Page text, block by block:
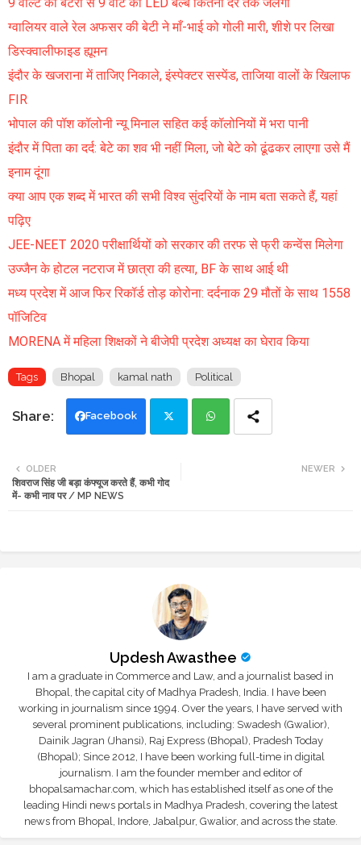
ग्वालियर वाले रेल अफसर की बेटी ने माँ-भाई को गोली मारी, शीशे पर लिखा
डिस्क्वालीफाइड ह्यूमन
इंदौर के खजराना में ताजिए निकाले, इंस्पेक्टर सस्पेंड, ताजिया वालों के खिलाफ
FIR
भोपाल की पॉश कॉलोनी न्यू मिनाल सहित कई कॉलोनियों में भरा पानी
इंदौर में पिता का दर्द: बेटे का शव भी नहीं मिला, जो बेटे को ढूंढकर लाएगा उसे मैं
इनाम दूंगा
क्या आप एक शब्द में भारत की सभी विश्व सुंदरियों के नाम बता सकते हैं, यहां
पढ़िए
JEE-NEET 2020 परीक्षार्थियों को सरकार की तरफ से फ्री कन्वेंस मिलेगा
उज्जैन के होटल नटराज में छात्रा की हत्या, BF के साथ आई थी
मध्य प्रदेश में आज फिर रिकॉर्ड तोड़ कोरोना: दर्दनाक 29 मौतों के साथ 1558
पॉजिटिव
MORENA में महिला शिक्षकों ने बीजेपी प्रदेश अध्यक्ष का घेराव किया
Tags Bhopal kamal nath Political
Facebook
tte
NEWER
OLDER
शिवराज सिंह जी बड़ा कंफ्यूज करते हैं, कभी गोद
में- कभी नाव पर / MP NEWS
Updesh Awasthee
I am a graduate in Commerce and Law, and a journalist based in
Bhopal, the capital city of Madhya Pradesh, India. I have been
working in journalism since 1994. Over the years, I have served with
several prominent publications, including: Swadesh (Gwalior),
Dainik Jagran (Jhansi), Raj Express (Bhopal), Pradesh Today
(Bhopal); Since 2012, I have been working full-time in digital
journalism. I am the founder member and editor of
bhopalsamachar.com, which has established itself as one of the
leading Hindi news portals in Madhya Pradesh, covering the latest
news from Bhopal, Indore, Jabalpur, Gwalior, and across the state.